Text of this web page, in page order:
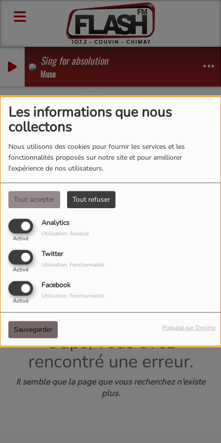
Les informations que nous
collectons
Nous utilisons des cookies pour fournir les services et les
fonctionnalités proposés sur notre site et pour améliorer
l'expérience de nos utilisateurs.
Tout accepter Tout refuser
Analytics
Activé
Utilisation: Analyse
Twitter
Activé
Utilisation: Fonctionnalité
Facebook
Activé
Utilisation: Fonctionnalité
Sauvegarder Propulsé par Orejime
Sing for absolution
Muse
encore ! CECILIE- Merci beaucoup d'avoir joué à
Oups, vous avez
rencontré une erreur.
Il semble que la page que vous recherchez n’existe
plus.